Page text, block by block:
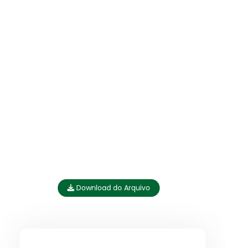
Download do Arquivo